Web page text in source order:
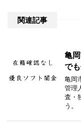
関連記事
亀
で
亀岡
管理
査・
う。